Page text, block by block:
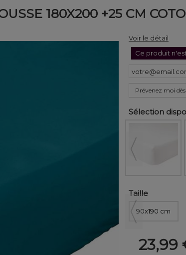
180X200 +25 CM
Voir le détail
Ce produit
Prévenez moi
Sélection
Taille
90x190 cm
23,99